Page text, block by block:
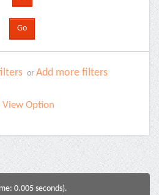
or Add more filters
View Option
0.005 seconds).